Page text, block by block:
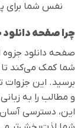
نفس شما برای
چرا صفحه دانلود
صفحه دانلود جزوه
شما کمک می‌کند تا
برسید. این جزوات
و مطالب را به
این، دسترسی آسان